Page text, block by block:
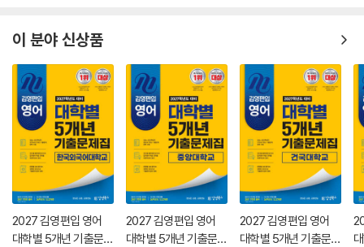
이 분야 신상품
2027 김영편입 영어
대학별 5개년 기출문제
2027 김영편입 영어
대학별 5개년 기출문제
2027 김영편입 영어
대학별 5개년 기출문제